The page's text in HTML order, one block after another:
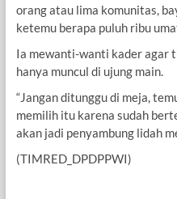
orang atau lima komunitas,
ketemu berapa puluh ribu
Ia mewanti-wanti kader agar
hanya muncul di ujung main.
“Jangan ditunggu di meja,
memilih itu karena sudah
akan jadi penyambung lidah
(TIMRED_DPDPPWI)